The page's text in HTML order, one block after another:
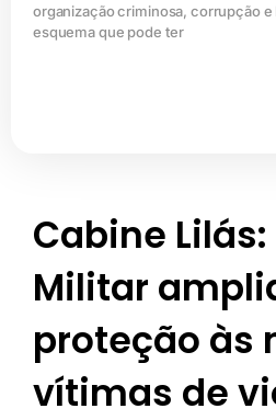
organização criminosa, corrupção
esquema que pode ter
Cabine
Militar
proteção às
vítimas de